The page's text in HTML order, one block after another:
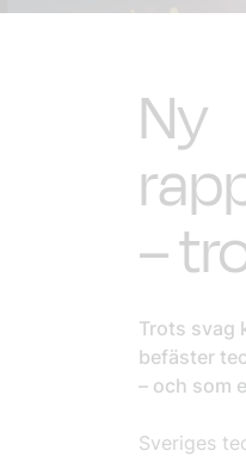
Ny
–
Trots svag
befäster
– och som
Sveriges